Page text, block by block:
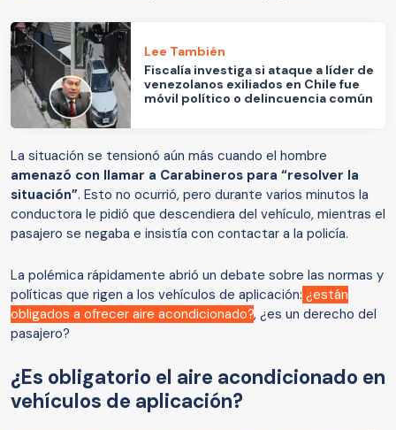
Lee También
Fiscalía investiga si ataque a líder de
venezolanos exiliados en Chile fue
móvil político o delincuencia común
La situación se tensionó aún más cuando el hombre
amenazó con llamar a Carabineros para “resolver la
situación”. Esto no ocurrió, pero durante varios minutos la
conductora le pidió que descendiera del vehículo, mientras el
pasajero se negaba e insistía con contactar a la policía.
La polémica rápidamente abrió un debate sobre las normas y
políticas que rigen a los vehículos de aplicación: ¿están
obligados a ofrecer aire acondicionado?, ¿es un derecho del
pasajero?
¿Es obligatorio el aire acondicionado en
vehículos de aplicación?